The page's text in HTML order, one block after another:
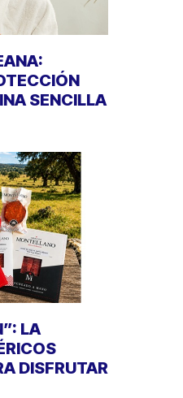
SENCILLA
LA
DISFRUTAR